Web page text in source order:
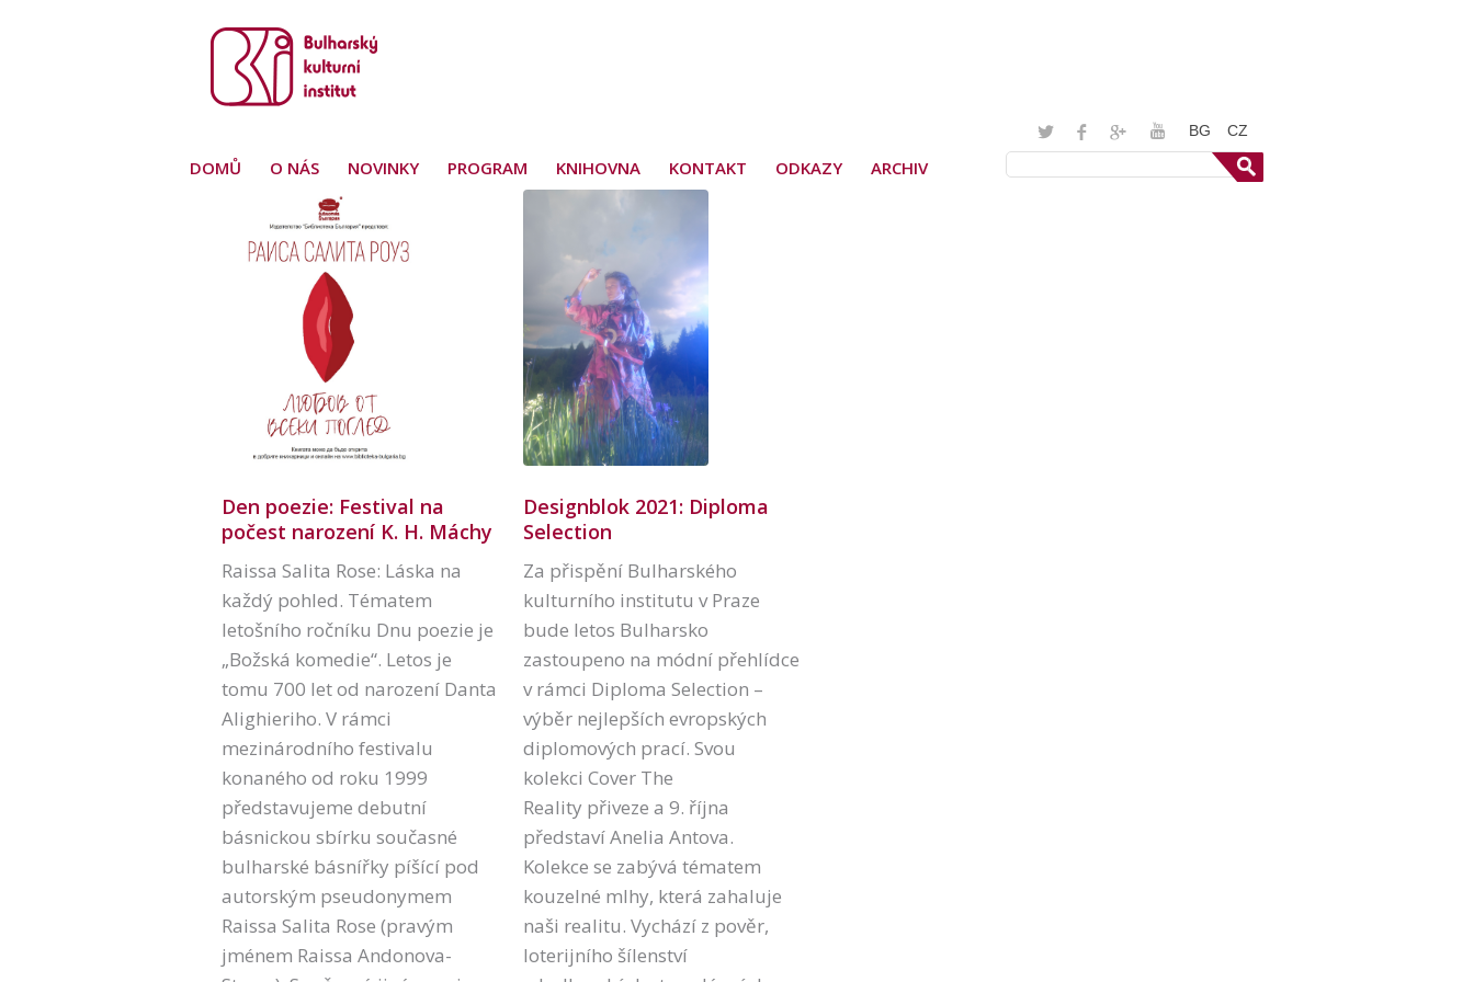
BG CZ
DOMŮ O NÁS NOVINKY PROGRAM KNIHOVNA KONTAKT ODKAZY ARCHIV
Den poezie: Festival na
počest narození K. H. Máchy
Raissa Salita Rose: Láska na
každý pohled. Tématem
letošního ročníku Dnu poezie je
„Božská komedie“. Letos je
tomu 700 let od narození Danta
Alighieriho. V rámci
mezinárodního festivalu
konaného od roku 1999
představujeme debutní
básnickou sbírku současné
bulharské básnířky píšící pod
autorským pseudonymem
Raissa Salita Rose (pravým
jménem Raissa Andonova-
Designblok 2021: Diploma
Selection
Za přispění Bulharského
kulturního institutu v Praze
bude letos Bulharsko
zastoupeno na módní přehlídce
v rámci Diploma Selection –
výběr nejlepších evropských
diplomových prací. Svou
kolekci Cover The
Reality přiveze a 9. října
představí Anelia Antova.
Kolekce se zabývá tématem
kouzelné mlhy, která zahaluje
naši realitu. Vychází z pověr,
loterijního šílenství